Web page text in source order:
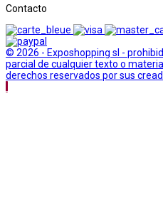
Contacto
© 2026 - Exposhopping sl -
parcial de cualquier texto o
derechos reservados por sus